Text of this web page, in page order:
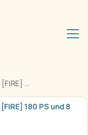
...
180 PS und 8